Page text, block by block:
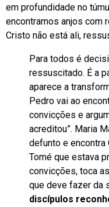
em profundidade no
encontramos anjos com
Cristo não está ali,
Para todos é
ressuscitado. É a
aparece a
Pedro vai ao
convicções e
acreditou”. Maria
defunto e encontra
Tomé que estava
convicções, toca
que deve fazer da
discípulos